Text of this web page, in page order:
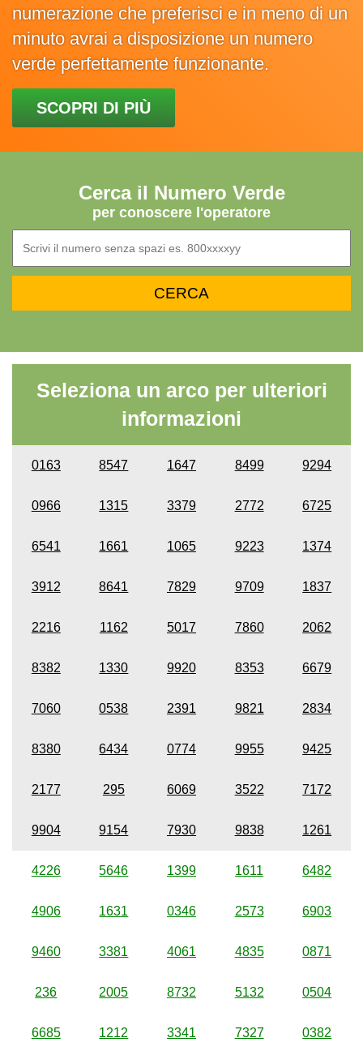
numerazione che preferisci e in meno di un
minuto avrai a disposizione un numero
verde perfettamente funzionante.
SCOPRI DI PIÙ
Cerca il Numero Verde
per conoscere l'operatore
Seleziona un arco per ulteriori
informazioni
0163 8547 1647 8499 9294
0966 1315 3379 2772 6725
6541 1661 1065 9223 1374
3912 8641 7829 9709 1837
2216 1162 5017 7860 2062
8382 1330 9920 8353 6679
7060 0538 2391 9821 2834
8380 6434 0774 9955 9425
2177 295 6069 3522 7172
9904 9154 7930 9838 1261
4226 5646 1399 1611 6482
4906 1631 0346 2573 6903
9460 3381 4061 4835 0871
236 2005 8732 5132 0504
6685 1212 3341 7327 0382